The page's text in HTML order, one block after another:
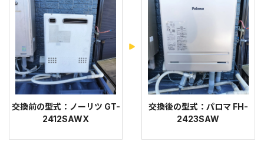
交換前の型式：ノーリツ GT-
2412SAWX
交換後の型式：パロマ FH-
2423SAW